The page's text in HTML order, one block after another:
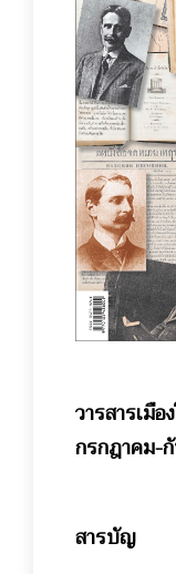
วารสารเมื
กรกฎาคม-
สารบัญ